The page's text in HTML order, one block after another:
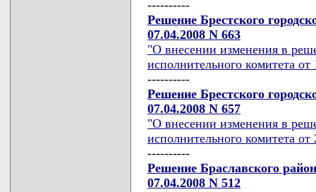
----------
Решение Брестского
07.04.2008 N 663
"О внесении изменения в
исполнительного комитета
----------
Решение Брестского
07.04.2008 N 657
"О внесении изменения в
исполнительного комитета
----------
Решение Браславского
07.04.2008 N 512